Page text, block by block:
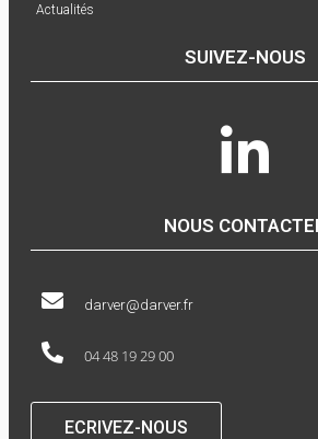
Actualités
SUIVEZ-NOUS
NOUS
darver@darver.fr
04 48 19 29 00
ECRIVEZ-NOUS